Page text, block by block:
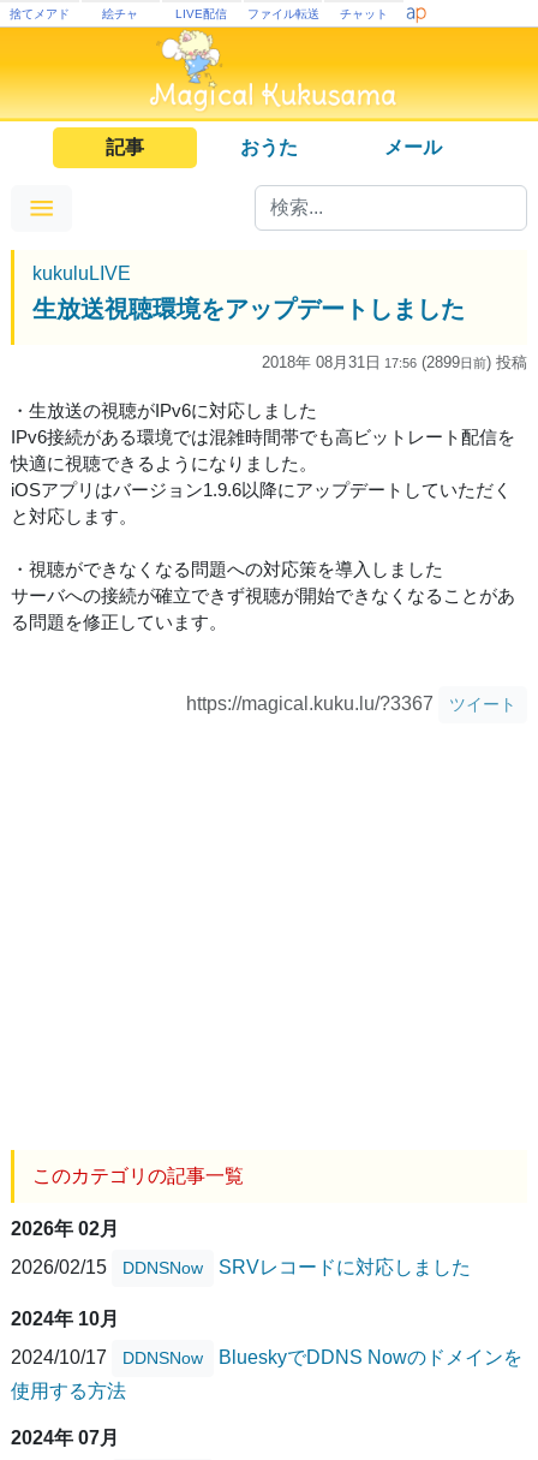
捨てメアド 絵チャ LIVE配信 ファイル転送 チャット
記事 おうた メール
kukuluLIVE
生放送視聴環境をアップデートしました
2018年 08月31日 17:56 (2899日前) 投稿
・生放送の視聴がIPv6に対応しました
IPv6接続がある環境では混雑時間帯でも高ビットレート配信を
快適に視聴できるようになりました。
iOSアプリはバージョン1.9.6以降にアップデートしていただく
と対応します。
・視聴ができなくなる問題への対応策を導入しました
サーバへの接続が確立できず視聴が開始できなくなることがあ
る問題を修正しています。
https://magical.kuku.lu/?3367 ツイート
このカテゴリの記事一覧
2026年 02月
2026/02/15
DDNSNow SRVレコードに対応しました
2024年 10月
2024/10/17
DDNSNow
BlueskyでDDNS Nowのドメインを
使用する方法
2024年 07月